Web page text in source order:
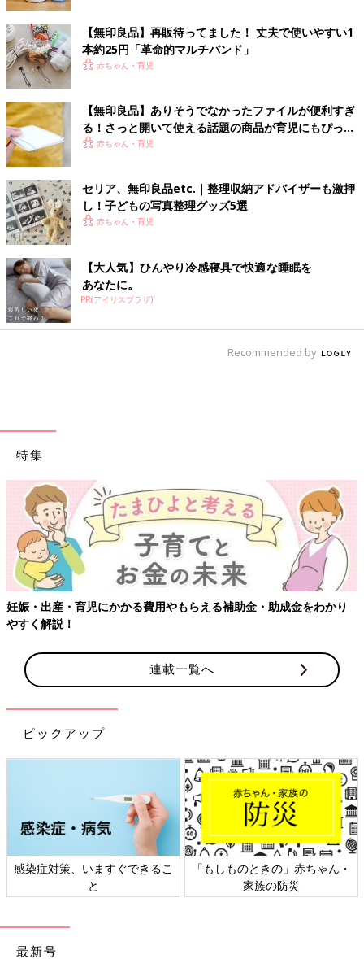
出典：Instagramアカウント「enete.1107」
En’et’e*さんも、無印良品のぬかどこが気になっていて購入した
そうです。毎日のかき混ぜ不要と、冷蔵庫に保管できるところが
お気に入りのポイントなんだとか。
野菜の切れ端を入れて簡単ぬか漬け生活
出典：Instagramアカウント「okamoto.yukako」
Yukakoさん。Yukakoさんは野菜の切れ端を漬けているんだと
か。自作のぬかと混ぜ、自分の味にカスタマイズするのが
無印良品の発酵ぬかどこは、手軽で美味しくぬか漬けができると
インスタでも大人気でした！気になった方は、ぜひ無印良品のぬ
かどこでぬか漬け生活にチャレンジしてみてください♪
(文・田中いづみ)
※記事内容でご紹介している投稿、リンク先は、削除される場合
があります。あらかじめご了承ください。
※記事の内容は記載当時の情報であり、現在と異なる場合があり
ます。
関連：無印良品でつくる「#お世話セット」が持ち運びできて優
【無印良品】再販待ってました！ 丈夫で使いやすい1
本約25円「革命的マルチバンド」
赤ちゃん・育児
【無印良品】ありそうでなかったファイルが便利すぎ
る！さっと開いて使える話題の商品が育児にもぴった
り 赤ちゃん・育児
セリア、無印良品etc.｜整理収納アドバイザーも激押
し！子どもの写真整理グッズ5選
赤ちゃん・育児
【大人気】ひんやり冷感寝具で快適な睡眠を
あなたに。
PR(アイリスプラザ)
Recommended by
特集
妊娠・出産・育児にかかる費用やもらえる補助金・助成金をわかり
やすく解説！
連載一覧へ
ピックアップ
感染症対策、いますぐできるこ
と
「もしものときの」赤ちゃん・
家族の防災
最新号